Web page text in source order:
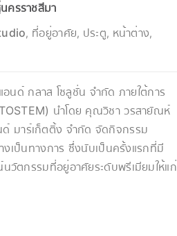
ครราชสีมา
, ที่อยู่อาศัย, ประตู, หน้าต่าง,
นด์ กลาส โซลูชั่น จำกัด ภายใต้การ
นำโดย คุณวิชา วรสายัณห์
ด์ มาร์เก็ตติ้ง จำกัด จัดกิจกรรม
ป็นทางการ ซึ่งนับเป็นครั้งแรกที่มี
วัตกรรมที่อยู่อาศัยระดับพรีเมียมให้แก่